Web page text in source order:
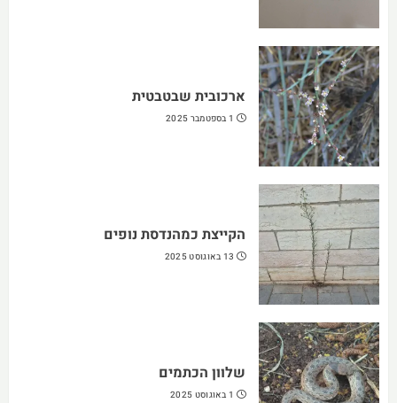
ארכובית שבטבטית
1 בספטמבר 2025
הקייצת כמהנדסת נופים
13 באוגוסט 2025
שלוון הכתמים
1 באוגוסט 2025